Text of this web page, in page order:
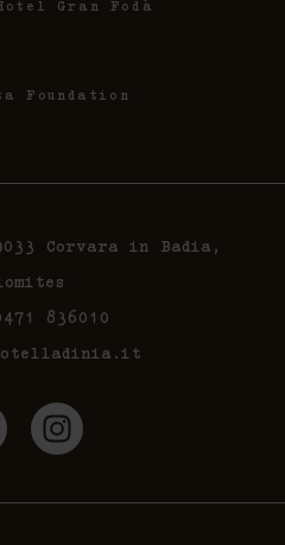
Gran Fodà
Foundation
Corvara in Badia,
836010